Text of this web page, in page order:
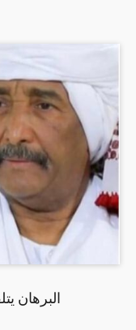
البرهان